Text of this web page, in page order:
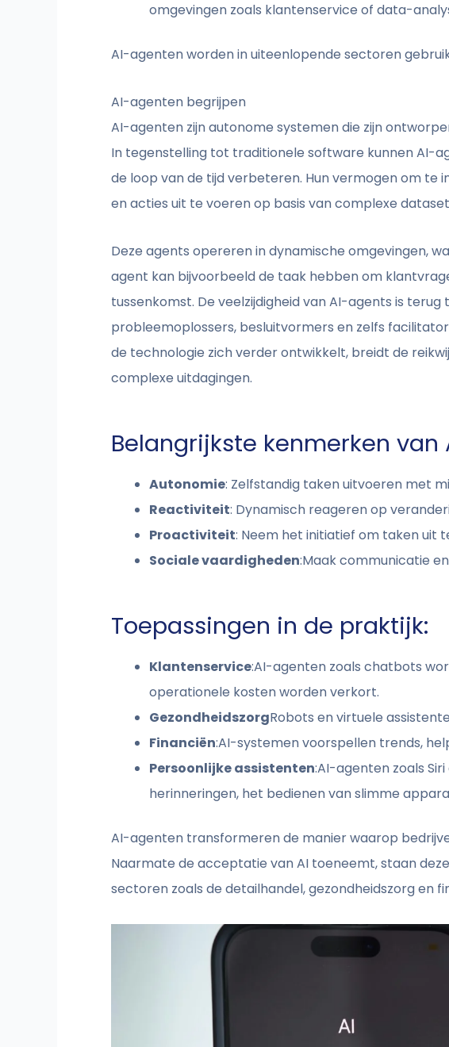
omgevingen zoals klantenservice of data-
AI-agenten worden in uiteenlopende sectoren
AI-agenten begrijpen
AI-agenten zijn autonome systemen die zijn
In tegenstelling tot traditionele software kunnen AI-
de loop van de tijd verbeteren. Hun vermogen om te
en acties uit te voeren op basis van complexe
Deze agents opereren in dynamische omgevingen,
agent kan bijvoorbeeld de taak hebben om
tussenkomst. De veelzijdigheid van AI-agents is
probleemoplossers, besluitvormers en zelfs
de technologie zich verder ontwikkelt, breidt de
complexe uitdagingen.
Belangrijkste kenmerken
Autonomie: Zelfstandig taken uitvoeren met
Reactiviteit: Dynamisch reageren op
Proactiviteit: Neem het initiatief om taken uit
Sociale vaardigheden:Maak communicatie
Toepassingen in de praktijk:
Klantenservice:AI-agenten zoals chatbots
operationele kosten worden verkort.
GezondheidszorgRobots en virtuele
Financiën:AI-systemen voorspellen trends,
Persoonlijke assistenten:AI-agenten zoals
herinneringen, het bedienen van slimme
AI-agenten transformeren de manier waarop
Naarmate de acceptatie van AI toeneemt, staan
sectoren zoals de detailhandel, gezondheidszorg en